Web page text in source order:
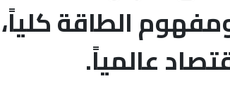
الطاقة
عالمياً.